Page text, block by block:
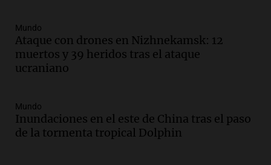
Audio.Kicillof critica la desregulación
financiera y el aumento de la morosidad
en Buenos Aires
Audio.
Corte Suprema tras fallo que aparta a
Pagani como rector
Mundo
Ataque con drones en Nizhnekamsk: 12
muertos y 39 heridos tras el ataque
ucraniano
Mundo
Inundaciones en el este de China tras el paso
de la tormenta tropical Dolphin